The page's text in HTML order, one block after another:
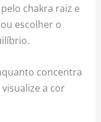
chakra raiz e
escolher o
concentra
a cor